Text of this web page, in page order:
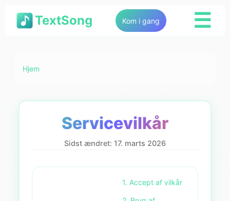
TextSong Kom i gang ☰
Hjem
Servicevilkår
Sidst ændret: 17. marts 2026
1. Accept af vilkår